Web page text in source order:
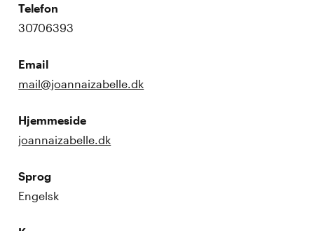
Telefon
30706393
Email
mail@joannaizabelle.dk
Hjemmeside
joannaizabelle.dk
Sprog
Engelsk